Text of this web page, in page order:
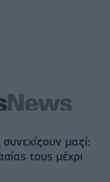
μαζί:
τους μέχρι